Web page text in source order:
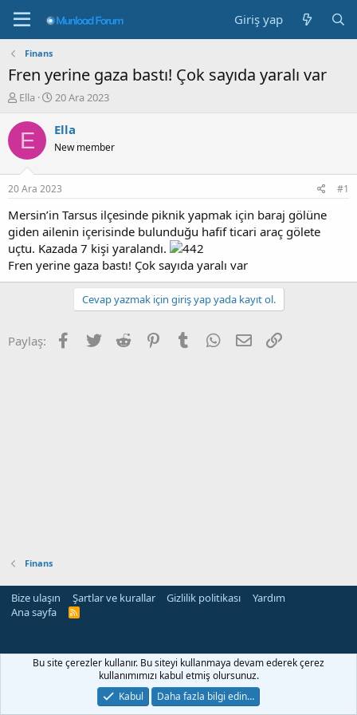
Giriş yap
Finans
Fren yerine gaza bastı! Çok sayıda yaralı var
K
n
b
u
u
b
a
l
a
t
a
Ella
B
ş
a
g
ı
ç
a
r
i
h
20 Ara 2023
E Ella
New member
20 Ara 2023 #1
Mersin’in Tarsus ilçesinde piknik yapmak için baraj gölüne
giden ailenin içerisinde bulunduğu hafif ticari araç gölete
uçtu. Kazada 7 kişi yaralandı.
Fren yerine gaza bastı! Çok sayıda yaralı var
Cevap yazmak için giriş yap yada kayıt ol.
Paylaş: Facebook
Twitter Reddit PinterestTumblr WhatsApp
E-posta
Finans
Bize ulaşın Şartlar ve kurallar Gizlilik politikası
Yardım
Ana sayfa
R
Bu site çerezler kullanır. Bu siteyi kullanmaya devam ederek çerez
kullanımımızı kabul etmiş olursunuz.
Kabul
Daha fazla bilgi edin…